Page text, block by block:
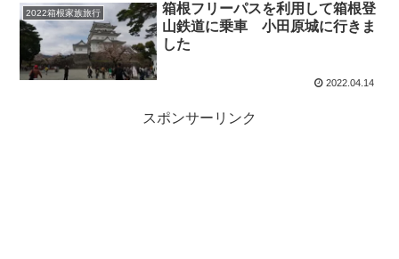
2022箱根家族旅行
箱根フリーパスを利用して箱根登
山鉄道に乗車 小田原城に行きま
した
2022.04.14
スポンサーリンク